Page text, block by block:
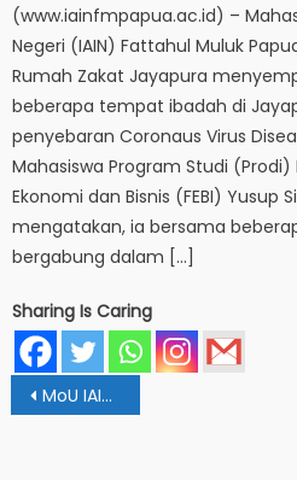
(www.iainfmpapua.ac.id) –
Negeri (IAIN) Fattahul Muluk
Rumah Zakat Jayapura
beberapa tempat ibadah di
penyebaran Coronaus Virus
Mahasiswa Program Studi
Ekonomi dan Bisnis (FEBI) Yusup
mengatakan, ia bersama
bergabung dalam […]
Sharing Is Caring
Post
navigation
MoU IAIN Papua dan UIN Makassar: Direktur Pascasarjana Komitmen Tingkatkan Kualitas Akademik